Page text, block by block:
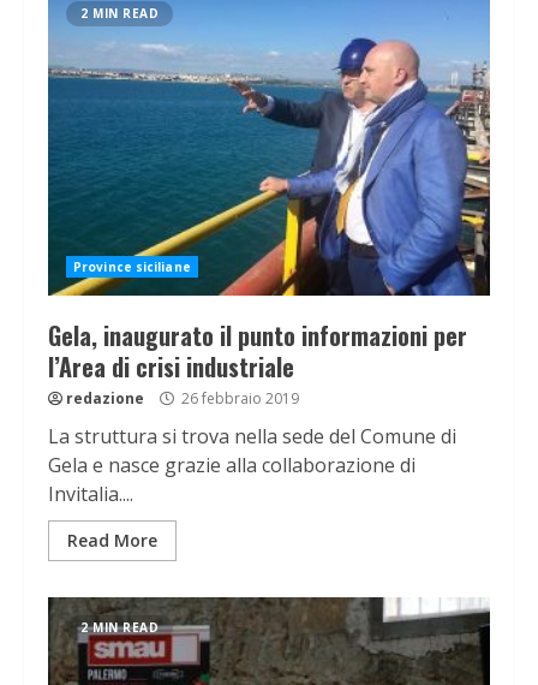
2 MIN READ
Province siciliane
Gela, inaugurato il punto informazioni per
l’Area di crisi industriale
redazione 26 febbraio 2019
La struttura si trova nella sede del Comune di
Gela e nasce grazie alla collaborazione di
Invitalia....
Read More
2 MIN READ